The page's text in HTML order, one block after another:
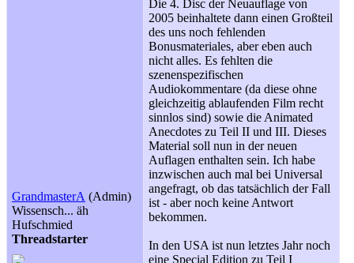
GrandmasterA (Admin)
Wissensch... äh
Hufschmied
Threadstarter
Die 4. Disc der Neuauflage von
2005 beinhaltete dann einen Großteil
des uns noch fehlenden
Bonusmateriales, aber eben auch
nicht alles. Es fehlten die
szenenspezifischen
Audiokommentare (da diese ohne
gleichzeitig ablaufenden Film recht
sinnlos sind) sowie die Animated
Anecdotes zu Teil II und III. Dieses
Material soll nun in der neuen
Auflagen enthalten sein. Ich habe
inzwischen auch mal bei Universal
angefragt, ob das tatsächlich der Fall
ist - aber noch keine Antwort
bekommen.
In den USA ist nun letztes Jahr noch
eine Special Edition zu Teil I